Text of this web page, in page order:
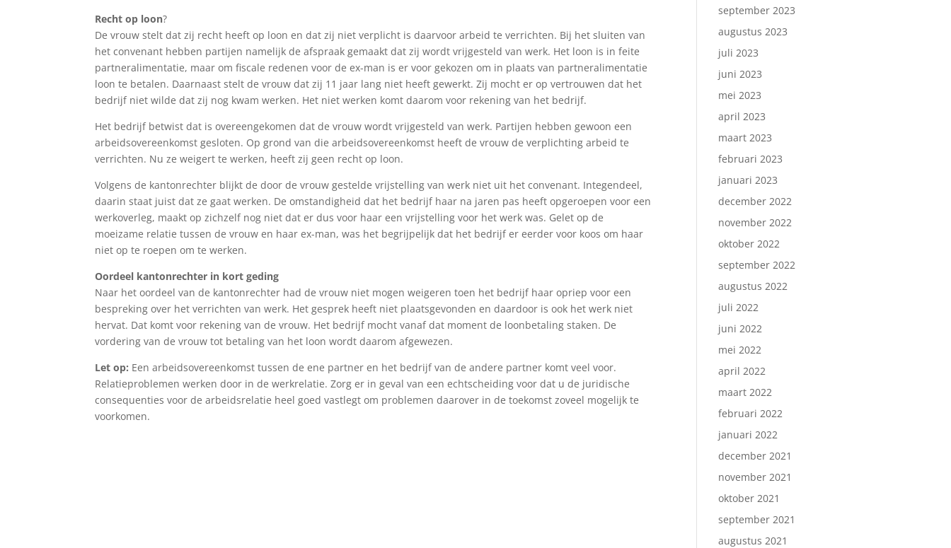
Recht op loon?
De vrouw stelt dat zij recht heeft op loon en dat zij niet verplicht is daarvoor arbeid te verrichten. Bij het sluiten van
het convenant hebben partijen namelijk de afspraak gemaakt dat zij wordt vrijgesteld van werk. Het loon is in feite
partneralimentatie, maar om fiscale redenen voor de ex-man is er voor gekozen om in plaats van partneralimentatie
loon te betalen. Daarnaast stelt de vrouw dat zij 11 jaar lang niet heeft gewerkt. Zij mocht er op vertrouwen dat het
bedrijf niet wilde dat zij nog kwam werken. Het niet werken komt daarom voor rekening van het bedrijf.
Het bedrijf betwist dat is overeengekomen dat de vrouw wordt vrijgesteld van werk. Partijen hebben gewoon een
arbeidsovereenkomst gesloten. Op grond van die arbeidsovereenkomst heeft de vrouw de verplichting arbeid te
verrichten. Nu ze weigert te werken, heeft zij geen recht op loon.
Volgens de kantonrechter blijkt de door de vrouw gestelde vrijstelling van werk niet uit het convenant. Integendeel,
daarin staat juist dat ze gaat werken. De omstandigheid dat het bedrijf haar na jaren pas heeft opgeroepen voor een
werkoverleg, maakt op zichzelf nog niet dat er dus voor haar een vrijstelling voor het werk was. Gelet op de
moeizame relatie tussen de vrouw en haar ex-man, was het begrijpelijk dat het bedrijf er eerder voor koos om haar
niet op te roepen om te werken.
Oordeel kantonrechter in kort geding
Naar het oordeel van de kantonrechter had de vrouw niet mogen weigeren toen het bedrijf haar opriep voor een
bespreking over het verrichten van werk. Het gesprek heeft niet plaatsgevonden en daardoor is ook het werk niet
hervat. Dat komt voor rekening van de vrouw. Het bedrijf mocht vanaf dat moment de loonbetaling staken. De
vordering van de vrouw tot betaling van het loon wordt daarom afgewezen.
Let op: Een arbeidsovereenkomst tussen de ene partner en het bedrijf van de andere partner komt veel voor.
Relatieproblemen werken door in de werkrelatie. Zorg er in geval van een echtscheiding voor dat u de juridische
consequenties voor de arbeidsrelatie heel goed vastlegt om problemen daarover in de toekomst zoveel mogelijk te
voorkomen.
september 2023
augustus 2023
juli 2023
juni 2023
mei 2023
april 2023
maart 2023
februari 2023
januari 2023
december 2022
november 2022
oktober 2022
september 2022
augustus 2022
juli 2022
juni 2022
mei 2022
april 2022
maart 2022
februari 2022
januari 2022
december 2021
november 2021
oktober 2021
september 2021
augustus 2021